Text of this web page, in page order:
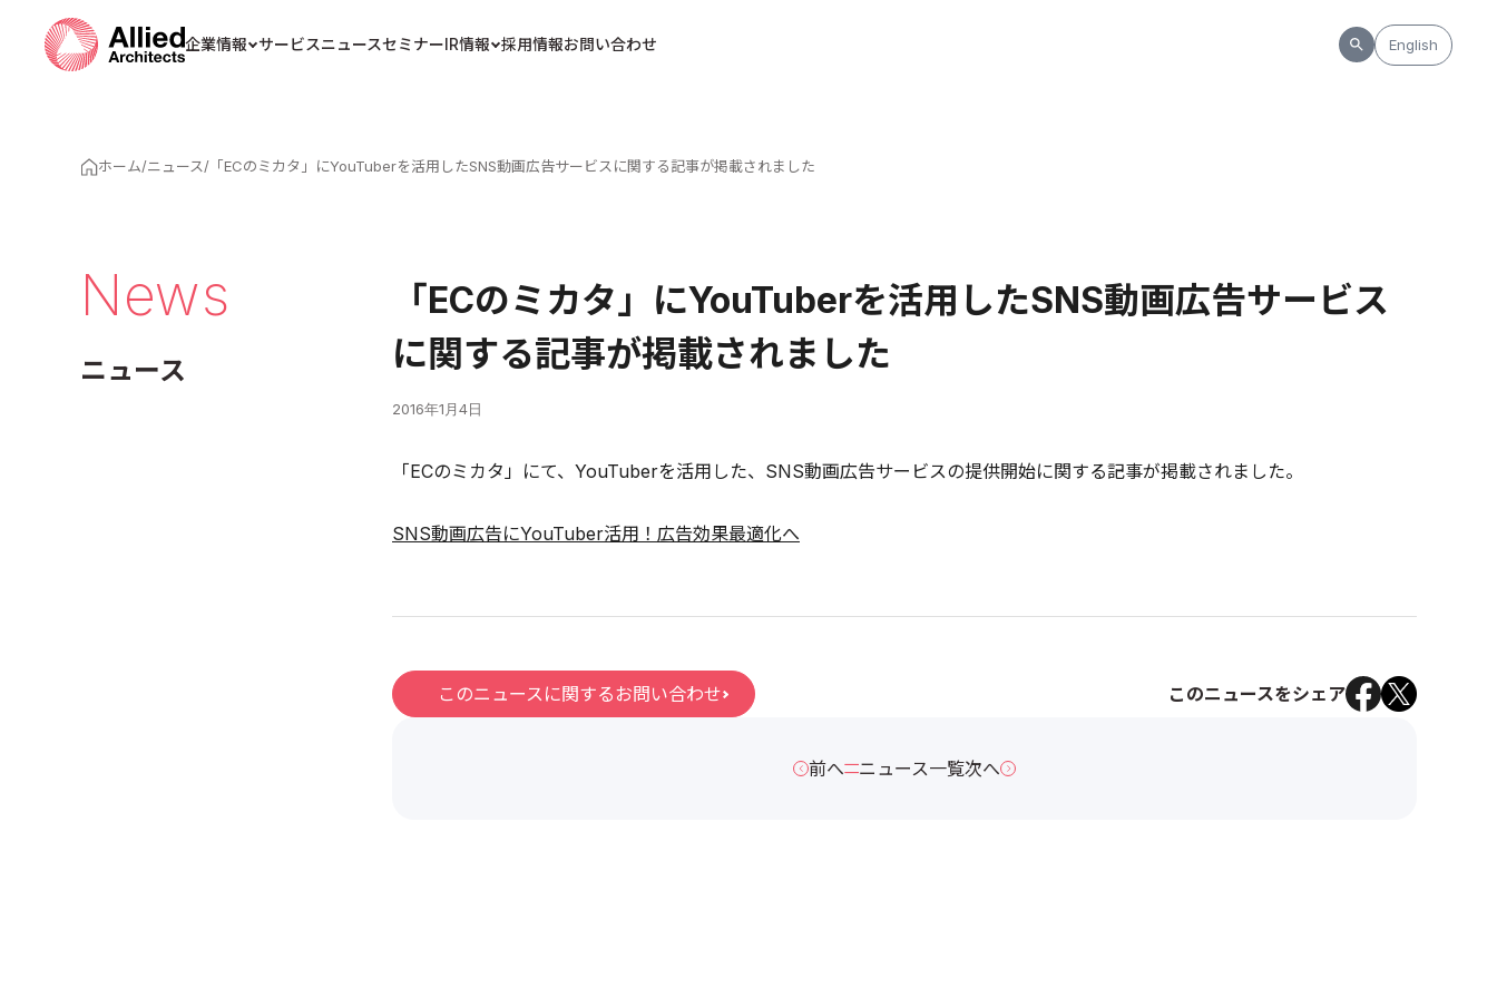
企業情報 サービスニュースセミナーIR情報 採用情報お問い合わせ English
ホーム/ニュース/ 「ECのミカタ」にYouTuberを活用したSNS動画広告サービスに関する記事が掲載されました
News
ニュース
「ECのミカタ」にYouTuberを活用したSNS動画広告サービス
に関する記事が掲載されました
2016年1月4日
「ECのミカタ」にて、YouTuberを活用した、SNS動画広告サービスの提供開始に関する記事が掲載されました。
SNS動画広告にYouTuber活用！広告効果最適化へ
このニュースに関するお問い合わせ このニュースをシェア
前へ ニュース一覧次へ